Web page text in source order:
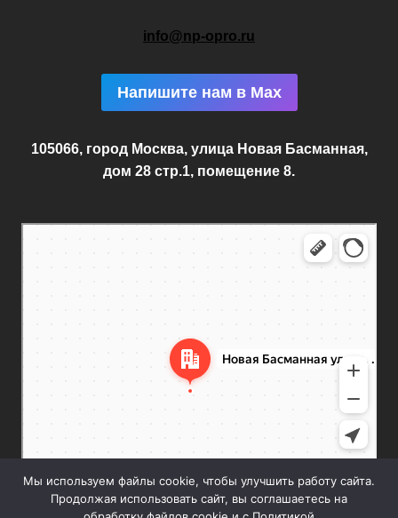
info@np-opro.ru
Напишите нам в Max
105066, город Москва, улица Новая Басманная,
дом 28 стр.1, помещение 8.
Мы используем файлы cookie, чтобы улучшить работу сайта.
Продолжая использовать сайт, вы соглашаетесь на